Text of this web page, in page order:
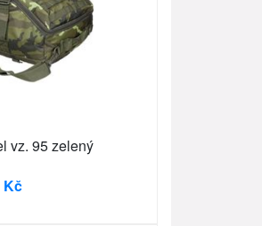
vz. 95 zelený
Kč